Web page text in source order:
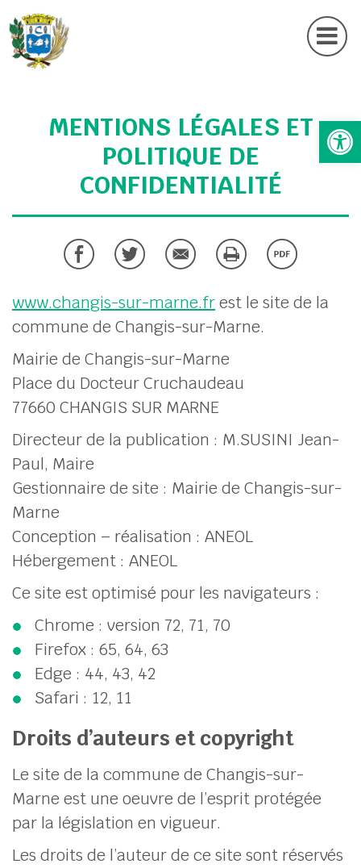
( MES SERVICES )
( MA COMMUNE )
( MON CADRE DE VIE )
ActuContactez nous
MENTIONS LÉGALES ET
POLITIQUE DE
CONFIDENTIALITÉ
www.changis-sur-marne.frest le site de la
commune de Changis-sur-Marne.
Mairie de Changis-sur-Marne
Place du Docteur Cruchaudeau
77660 CHANGIS SUR MARNE
Directeur de la publication : M.SUSINI Jean-
Paul, Maire
Gestionnaire de site : Mairie de Changis-sur-
Marne
Conception – réalisation : ANEOL
Hébergement : ANEOL
Ce site est optimisé pour les navigateurs :
Chrome : version 72, 71, 70
Firefox : 65, 64, 63
Edge : 44, 43, 42
Safari : 12, 11
Droits d’auteurs et copyright
Le site de la commune de Changis-sur-
Marne est une oeuvre de l’esprit protégée
par la législation en vigueur.
Les droits de l’auteur de ce site sont réservés